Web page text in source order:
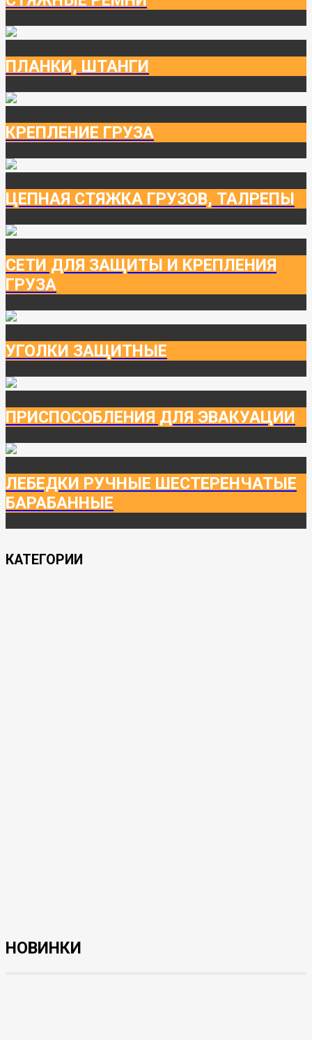
ПЛАНКИ, ШТАНГИ
КРЕПЛЕНИЕ ГРУЗА
ЦЕПНАЯ СТЯЖКА ГРУЗОВ, ТАЛРЕПЫ
СЕТИ ДЛЯ ЗАЩИТЫ И КРЕПЛЕНИЯ
ГРУЗА
УГОЛКИ ЗАЩИТНЫЕ
ПРИСПОСОБЛЕНИЯ ДЛЯ ЭВАКУАЦИИ
ЛЕБЕДКИ РУЧНЫЕ ШЕСТЕРЕНЧАТЫЕ
БАРАБАННЫЕ
КАТЕГОРИИ
НОВИНКИ